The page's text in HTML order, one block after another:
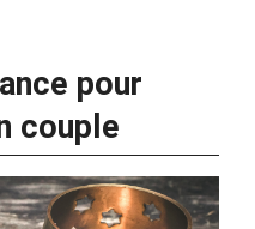
pour
couple